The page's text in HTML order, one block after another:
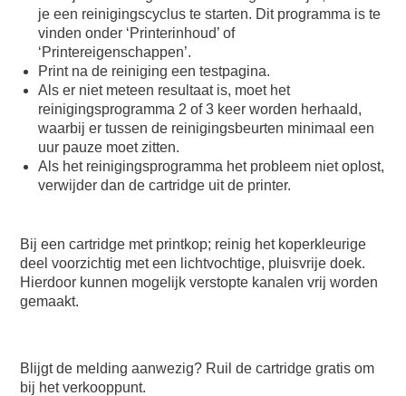
je een reinigingscyclus te starten. Dit programma is te
vinden onder ‘Printerinhoud’ of
‘Printereigenschappen’.
Print na de reiniging een testpagina.
Als er niet meteen resultaat is, moet het
reinigingsprogramma 2 of 3 keer worden herhaald,
waarbij er tussen de reinigingsbeurten minimaal een
uur pauze moet zitten.
Als het reinigingsprogramma het probleem niet oplost,
verwijder dan de cartridge uit de printer.
Bij een cartridge met printkop; reinig het koperkleurige
deel voorzichtig met een lichtvochtige, pluisvrije doek.
Hierdoor kunnen mogelijk verstopte kanalen vrij worden
gemaakt.
Blijgt de melding aanwezig? Ruil de cartridge gratis om
bij het verkooppunt.